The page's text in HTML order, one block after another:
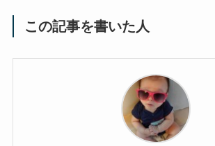
この記事を書いた人